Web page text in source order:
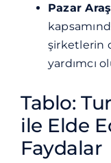
Pazar
şirketlerin
yardımcı
Tablo:
ile Elde
Faydalar